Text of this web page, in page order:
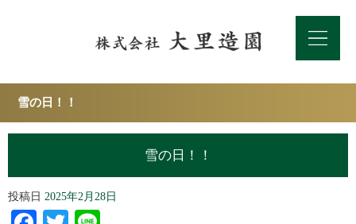
雪の日！！
雪の日！！
投稿日 2025年2月28日